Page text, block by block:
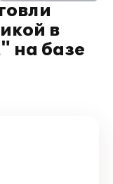
в
на базе